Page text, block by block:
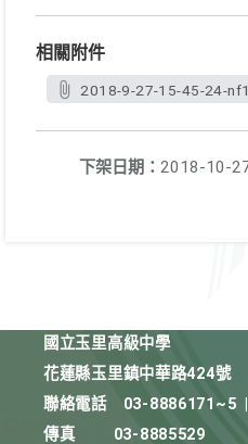
相關附件
2018-9-27-15-45-24-
下架日期： 2018-10-
國立玉里高級中學
花蓮縣玉里鎮中華路424號
聯絡電話
03-8886171~5
傳真
03-8885529